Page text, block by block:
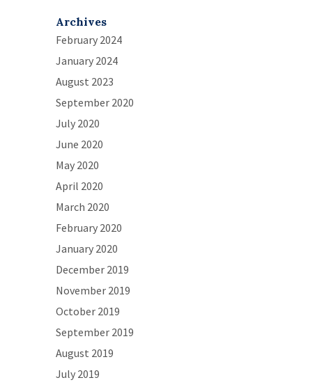
Archives
February 2024
January 2024
August 2023
September 2020
July 2020
June 2020
May 2020
April 2020
March 2020
February 2020
January 2020
December 2019
November 2019
October 2019
September 2019
August 2019
July 2019